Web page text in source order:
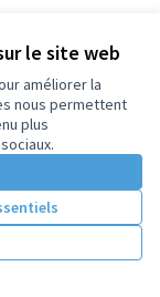
le site web
améliorer la
nous permettent
plus